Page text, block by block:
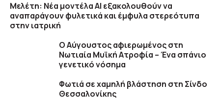
Μελέτη: Νέα μοντέλα ΑΙ εξακολουθούν να
αναπαράγουν φυλετικά και έμφυλα στερεότυπα
στην ιατρική
Ο Αύγουστος αφιερωμένος στη
Νωτιαία Μυϊκή Ατροφία – Ένα σπάνιο
γενετικό νόσημα
Φωτιά σε χαμηλή βλάστηση στη Σίνδο
Θεσσαλονίκης